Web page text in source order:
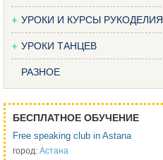
УРОКИ И КУРСЫ РУКОДЕЛИЯ
УРОКИ ТАНЦЕВ
РАЗНОЕ
БЕСПЛАТНОЕ ОБУЧЕНИЕ
Free speaking club in Astana
город: Астана